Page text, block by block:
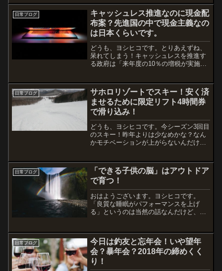
いう表現だから、「手」という字が使わ
れてるけど、もし掴んでし...
日常ブログ
キャッシュレス推進なのに現金配
布案？先進国の中で現金主義なの
は日本くらいです。
どうも、ヨシヒコです。とりあえずね、
呆れてしまう！キャッシュレスを推進す
る政府は「来年度の10％の増税が実施さ
動を活発化させる。」「そして2020年の
東京オリンピックで...
日常ブログ
サホロリゾートでスキー！安く済
ませるために限定リフト4時間券
で滑り込み！
どうも、ヨシヒコです。今シーズン3回目
のスキー！昨年よりは少なめかな？なん
かモチベーションが上がらないんだけ
は動いてみるしかない（笑）。誰かと約
束してたら間違いなく行動...
日常ブログ
「できる子供の脳」はアウトドア
で育つ！
おはようございます。ヨシヒコです。
「良質な睡眠がパフォーマンスを上げ
る」というのは当然の話なんだけど、子
レたり不登校になったりなどの問題が多
くなっていますが、子どもたち...
日常ブログ
今日は釣友と忘年会！いや望年
会？暴年会？2018年の締めくく
り！